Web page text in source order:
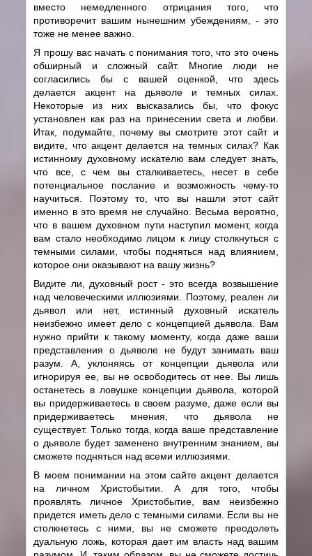
вместо немедленного отрицания того, что
противоречит вашим нынешним убеждениям, - это
тоже не менее важно.
Я прошу вас начать с понимания того, что это очень
обширный и сложный сайт. Многие люди не
согласились бы с вашей оценкой, что здесь
делается акцент на дьяволе и темных силах.
Некоторые из них высказались бы, что фокус
установлен как раз на принесении света и любви.
Итак, подумайте, почему вы смотрите этот сайт и
видите, что акцент делается на темных силах? Как
истинному духовному искателю вам следует знать,
что все, с чем вы сталкиваетесь, несет в себе
потенциальное послание и возможность чему-то
научиться. Поэтому то, что вы нашли этот сайт
именно в это время не случайно. Весьма вероятно,
что в вашем духовном пути наступил момент, когда
вам стало необходимо лицом к лицу столкнуться с
темными силами, чтобы подняться над влиянием,
которое они оказывают на вашу жизнь?
Видите ли, духовный рост - это всегда возвышение
над человеческими иллюзиями. Поэтому, реален ли
дьявол или нет, истинный духовный искатель
неизбежно имеет дело с концепцией дьявола. Вам
нужно прийти к такому моменту, когда даже ваши
представления о дьяволе не будут занимать ваш
разум. А, уклоняясь от концепции дьявола или
игнорируя ее, вы не освободитесь от нее. Вы лишь
останетесь в ловушке концепции дьявола, которой
вы придерживаетесь в своем разуме, даже если вы
придерживаетесь мнения, что дьявола не
существует. Только тогда, когда ваше представление
о дьяволе будет заменено внутренним знанием, вы
сможете подняться над всеми иллюзиями.
В моем понимании на этом сайте акцент делается
на личном Христобытии. А для того, чтобы
проявлять личное Христобытие, вам неизбежно
придется иметь дело с темными силами. Если вы не
столкнетесь с ними, вы не сможете преодолеть
дуальную ложь, которая дает им власть над вашим